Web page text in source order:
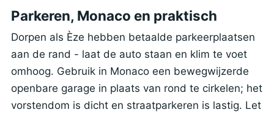
Parkeren, Monaco en praktisch
Dorpen als Èze hebben betaalde parkeerplaatsen
aan de rand - laat de auto staan en klim te voet
omhoog. Gebruik in Monaco een bewegwijzerde
openbare garage in plaats van rond te cirkelen; het
vorstendom is dicht en straatparkeren is lastig. Let